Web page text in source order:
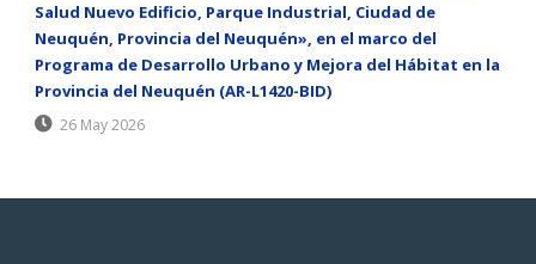
Salud Nuevo Edificio, Parque Industrial, Ciudad de
Neuquén, Provincia del Neuquén», en el marco del
Programa de Desarrollo Urbano y Mejora del Hábitat en la
Provincia del Neuquén (AR-L1420-BID)
26 May 2026